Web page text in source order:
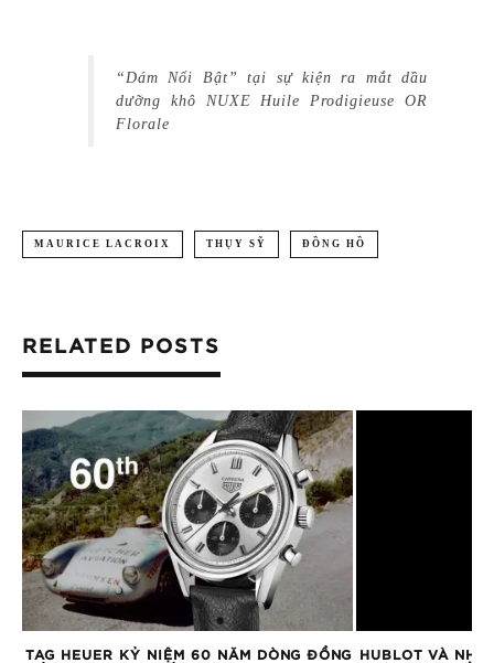
“Dám Nổi Bật” tại sự kiện ra mắt dầu
dưỡng khô NUXE Huile Prodigieuse OR
Florale
MAURICE LACROIX THỤY SỸ ĐỒNG HỒ
RELATED POSTS
TAG HEUER KỶ NIỆM 60 NĂM DÒNG ĐỒNG
HUBLOT VÀ